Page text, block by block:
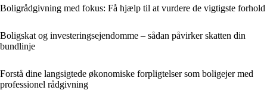
Boligrådgivning med fokus: Få hjælp til at vurdere de vigtigste forhold
Boligskat og investeringsejendomme – sådan påvirker skatten din
bundlinje
Forstå dine langsigtede økonomiske forpligtelser som boligejer med
professionel rådgivning